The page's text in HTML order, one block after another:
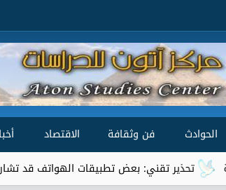
الحوادث فن وثقافة الاقتصاد
بعض تطبيقات الهواتف قد تشارك موقعك